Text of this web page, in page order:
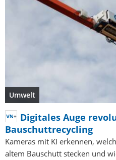
Umwelt
Digitales Auge
Bauschuttrecycling
Kameras mit KI erkennen,
altem Bauschutt stecken und